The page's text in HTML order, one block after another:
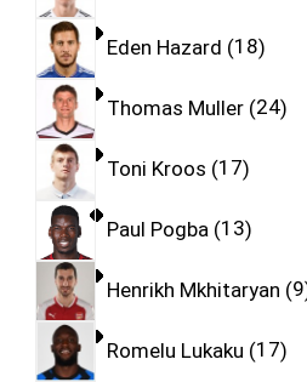
Eden Hazard 18
Thomas Muller 24
Toni Kroos 17
Paul Pogba 13
Henrikh Mkhitaryan 9
Romelu Lukaku 17